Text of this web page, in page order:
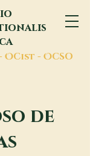
OCist - OCSO
de